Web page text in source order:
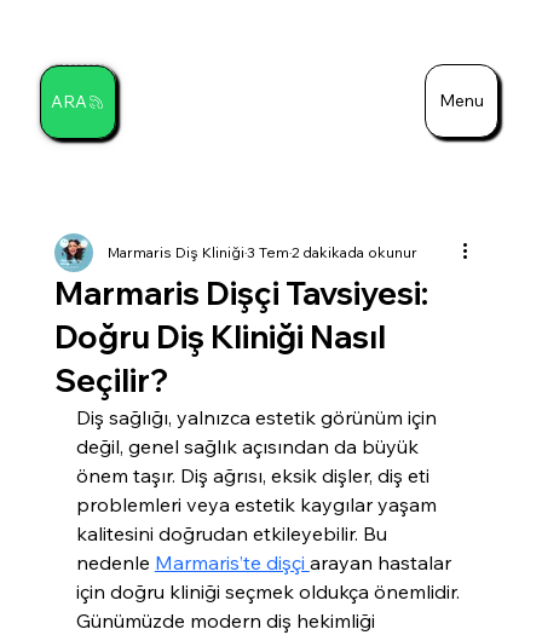
Menu
ARA
Marmaris Dişçi Tavsiyesi:
Doğru Diş Kliniği Nasıl
Seçilir?
Marmaris Diş Kliniği3 Tem2 dakikada okunur
Diş sağlığı, yalnızca estetik görünüm için
değil, genel sağlık açısından da büyük
önem taşır. Diş ağrısı, eksik dişler, diş eti
problemleri veya estetik kaygılar yaşam
kalitesini doğrudan etkileyebilir. Bu
nedenle Marmaris’te dişçi arayan hastalar
için doğru kliniği seçmek oldukça önemlidir.
Günümüzde modern diş hekimliği